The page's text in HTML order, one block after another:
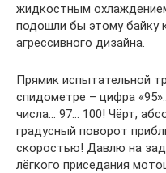
жидкостным
подошли бы этому байку
агрессивного дизайна.
Прямик испытательной
спидометре – цифра
числа… 97… 100! Чёрт,
градусный поворот
скоростью! Давлю на
лёгкого приседания